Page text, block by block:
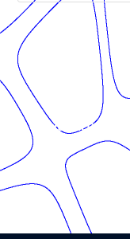
© Présent